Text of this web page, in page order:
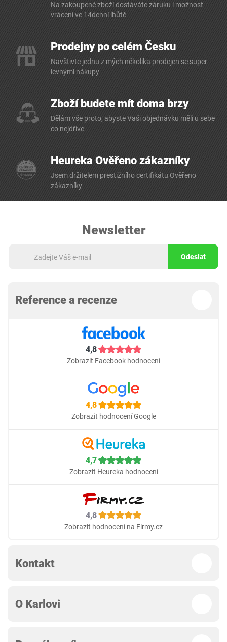
Na zakoupené zboží dostáváte záruku i možnost
vrácení ve 14denní lhůtě
Prodejny po celém Česku
Navštivte jednu z mých několika prodejen se super
levnými nákupy
Zboží budete mít doma brzy
Dělám vše proto, abyste Vaši objednávku měli u sebe
co nejdříve
Heureka Ověřeno zákazníky
Jsem držitelem prestižního certifikátu Ověřeno
zákazníky
Newsletter
Odeslat
Reference a recenze
4,8
Zobrazit Facebook hodnocení
4,8
Zobrazit hodnocení Google
4,7
Zobrazit Heureka hodnocení
4,8
Zobrazit hodnocení na Firmy.cz
Kontakt
O Karlovi